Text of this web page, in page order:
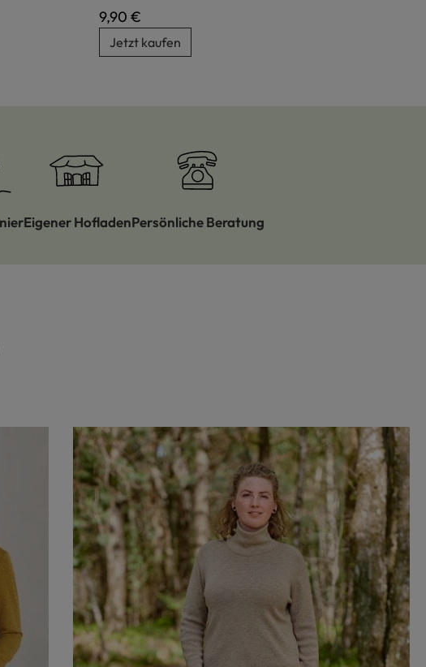
Regulärer Preis:
9,90 €
Jetzt kaufen
Eigener HofladenPersönliche Beratung